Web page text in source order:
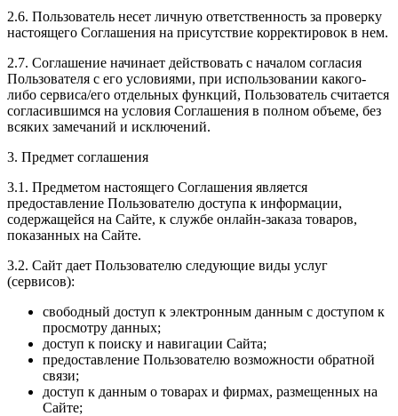
2.6. Пользователь несет личную ответственность за проверку
настоящего Соглашения на присутствие корректировок в нем.
2.7. Соглашение начинает действовать с началом согласия
Пользователя с его условиями, при использовании какого-
либо сервиса/его отдельных функций, Пользователь считается
согласившимся на условия Соглашения в полном объеме, без
всяких замечаний и исключений.
3. Предмет соглашения
3.1. Предметом настоящего Соглашения является
предоставление Пользователю доступа к информации,
содержащейся на Сайте, к службе онлайн-заказа товаров,
показанных на Сайте.
3.2. Сайт дает Пользователю следующие виды услуг
(сервисов):
свободный доступ к электронным данным с доступом к
просмотру данных;
доступ к поиску и навигации Сайта;
предоставление Пользователю возможности обратной
связи;
доступ к данным о товарах и фирмах, размещенных на
Сайте;